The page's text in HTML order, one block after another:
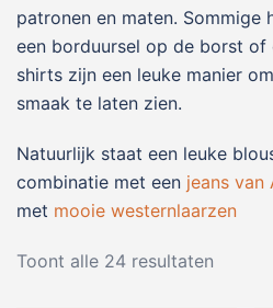
patronen en maten. Sommige
een borduursel op de borst of
shirts zijn een leuke manier
smaak te laten zien.
Natuurlijk staat een leuke
combinatie met een jeans van
met mooie westernlaarzen
Toont alle 24 resultaten